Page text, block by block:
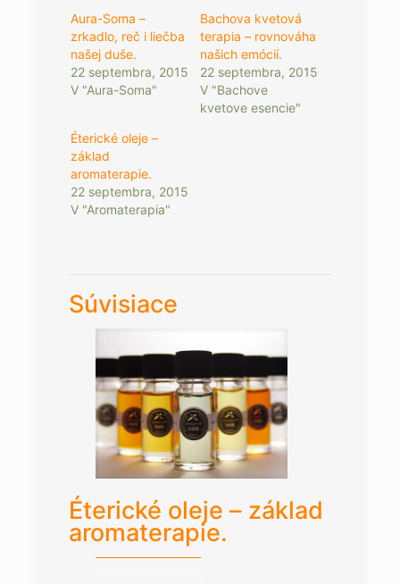
Aura-Soma –
zrkadlo, reč i liečba
našej duše.
22 septembra, 2015
V "Aura-Soma"
Bachova kvetová
terapia – rovnováha
našich emócií.
22 septembra, 2015
V "Bachove
kvetove esencie"
Éterické oleje –
základ
aromaterapie.
22 septembra, 2015
V "Aromaterapia"
Súvisiace
Éterické oleje – základ
aromaterapie.